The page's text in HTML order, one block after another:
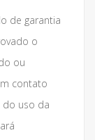
de garantia
o
ou
contato
do uso da